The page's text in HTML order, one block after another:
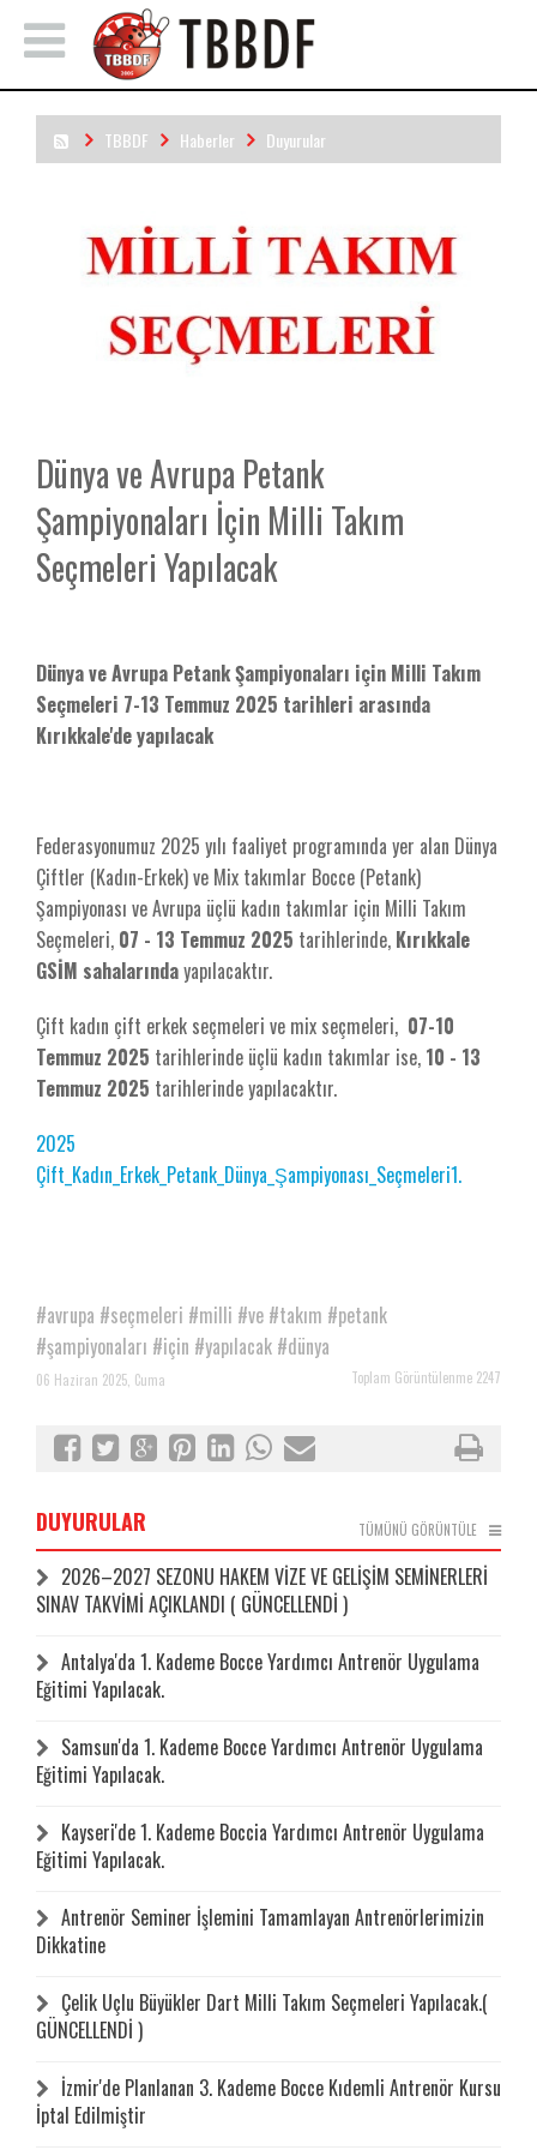
TBBDF Haberler
Duyurular
Dünya ve Avrupa Petank
Şampiyonaları İçin Milli Takım
Seçmeleri Yapılacak
Dünya ve Avrupa Petank Şampiyonaları için Milli Takım
Seçmeleri 7-13 Temmuz 2025 tarihleri arasında
Kırıkkale'de yapılacak
Federasyonumuz 2025 yılı faaliyet programında yer alan Dünya
Çiftler (Kadın-Erkek) ve Mix takımlar Bocce (Petank)
Şampiyonası ve Avrupa üçlü kadın takımlar için Milli Takım
Seçmeleri, 07 - 13 Temmuz 2025 tarihlerinde, Kırıkkale
GSİM sahalarındayapılacaktır.
Çift kadın çift erkek seçmeleri ve mix seçmeleri, 07-10
Temmuz 2025 tarihlerinde üçlü kadın takımlar ise, 10 - 13
Temmuz 2025 tarihlerinde yapılacaktır.
2025
Çİft_Kadın_Erkek_Petank_Dünya_Şampiyonası_Seçmeleri1.
#avrupa #seçmeleri #milli #ve #takım #petank
#şampiyonaları #için #yapılacak #dünya
Toplam Görüntülenme 2247
06 Haziran 2025, Cuma
TÜMÜNÜ GÖRÜNTÜLE
DUYURULAR
2026–2027 SEZONU HAKEM VİZE VE GELİŞİM SEMİNERLERİ
SINAV TAKVİMİ AÇIKLANDI ( GÜNCELLENDİ )
Antalya'da 1. Kademe Bocce Yardımcı Antrenör Uygulama
Eğitimi Yapılacak.
Samsun'da 1. Kademe Bocce Yardımcı Antrenör Uygulama
Eğitimi Yapılacak.
Kayseri'de 1. Kademe Boccia Yardımcı Antrenör Uygulama
Eğitimi Yapılacak.
Antrenör Seminer İşlemini Tamamlayan Antrenörlerimizin
Dikkatine
Çelik Uçlu Büyükler Dart Milli Takım Seçmeleri Yapılacak.(
GÜNCELLENDİ )
İzmir'de Planlanan 3. Kademe Bocce Kıdemli Antrenör Kursu
İptal Edilmiştir